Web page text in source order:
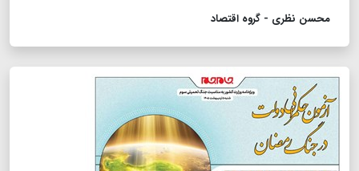
محسن نظری - گروه اقتصاد